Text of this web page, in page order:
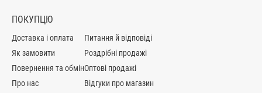
ПОКУПЦЮ
Доставка і оплата
Як замовити
Повернення та обмін
Про нас
Питання й відповіді
Роздрібні продажі
Оптові продажі
Відгуки про магазин